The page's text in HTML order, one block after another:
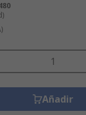
Añadir